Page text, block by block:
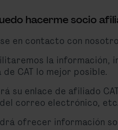
hacerme socio
en contacto con
la información,
CAT lo mejor posible.
su enlace de afiliado
correo electrónico,
ofrecer información